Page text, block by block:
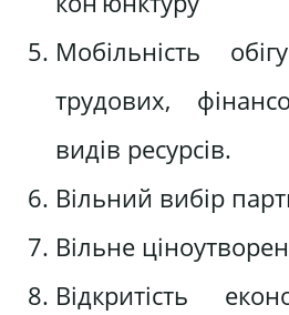
Мобільність
трудових,
видів ресурсів.
Вільний вибір
Вільне
Відкритість